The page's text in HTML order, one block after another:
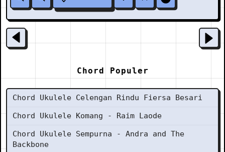
Chord Populer
Chord Ukulele Celengan Rindu Fiersa Besari
Chord Ukulele Komang - Raim Laode
Chord Ukulele Sempurna - Andra and The
Backbone